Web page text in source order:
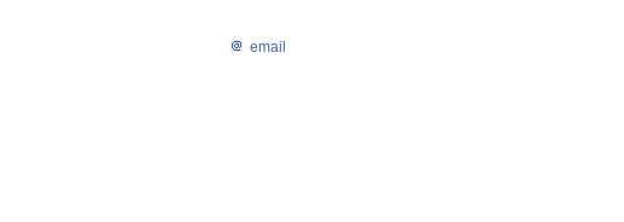
email